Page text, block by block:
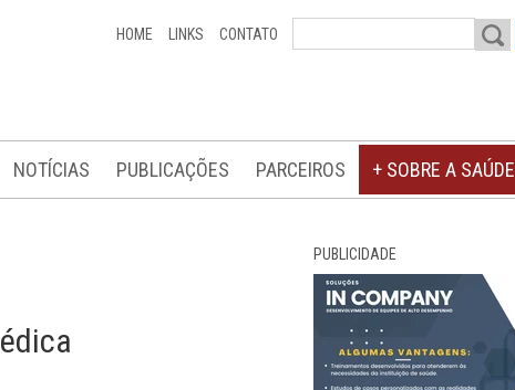
HOME LINKS CONTATO
NOTÍCIAS PUBLICAÇÕES PARCEIROS + SOBRE A SAÚDE
PUBLICIDADE